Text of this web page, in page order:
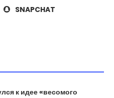
SNAPCHAT
к идее «весомого